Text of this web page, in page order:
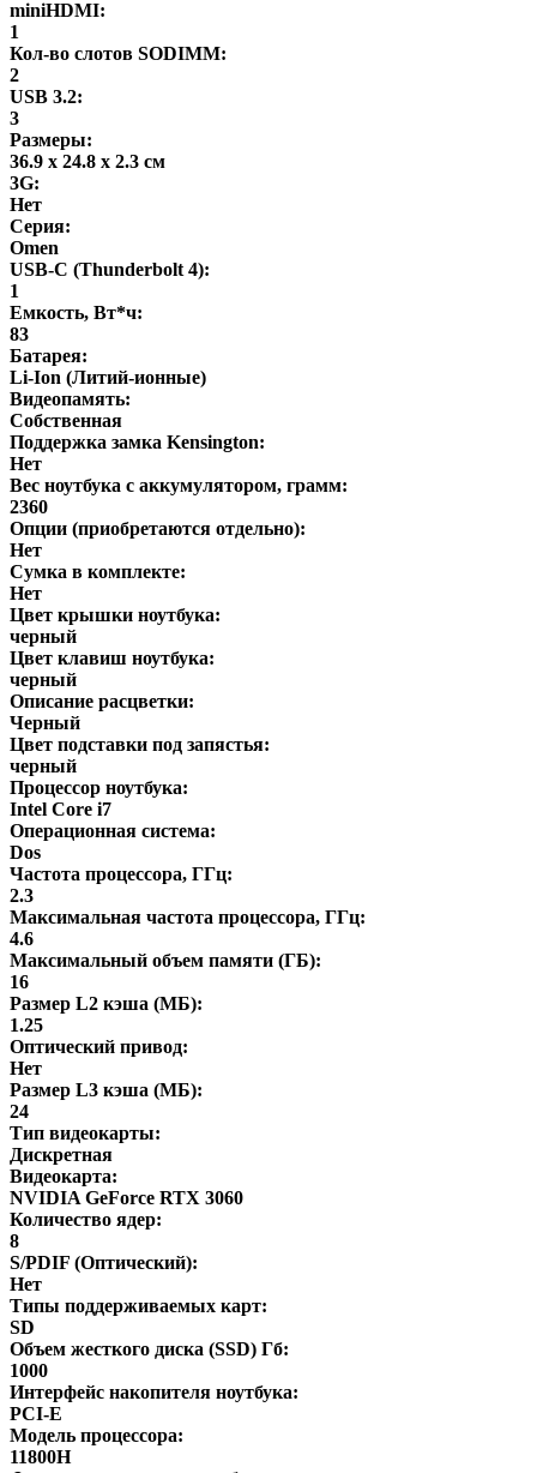
miniHDMI:
1
Кол-во слотов SODIMM:
2
USB 3.2:
3
Размеры:
36.9 x 24.8 x 2.3 см
3G:
Нет
Серия:
Omen
USB-C (Thunderbolt 4):
1
Емкость, Вт*ч:
83
Батарея:
Li-Ion (Литий-ионные)
Видеопамять:
Собственная
Поддержка замка Kensington:
Нет
Вес ноутбука с аккумулятором, грамм:
2360
Опции (приобретаются отдельно):
Нет
Сумка в комплекте:
Нет
Цвет крышки ноутбука:
черный
Цвет клавиш ноутбука:
черный
Описание расцветки:
Черный
Цвет подставки под запястья:
черный
Процессор ноутбука:
Intel Core i7
Операционная система:
Dos
Частота процессора, ГГц:
2.3
Максимальная частота процессора, ГГц:
4.6
Максимальный объем памяти (ГБ):
16
Размер L2 кэша (МБ):
1.25
Оптический привод:
Нет
Размер L3 кэша (МБ):
24
Тип видеокарты:
Дискретная
Видеокарта:
NVIDIA GeForce RTX 3060
Количество ядер:
8
S/PDIF (Оптический):
Нет
Типы поддерживаемых карт:
SD
Объем жесткого диска (SSD) Гб:
1000
Интерфейс накопителя ноутбука:
PCI-E
Модель процессора:
11800H